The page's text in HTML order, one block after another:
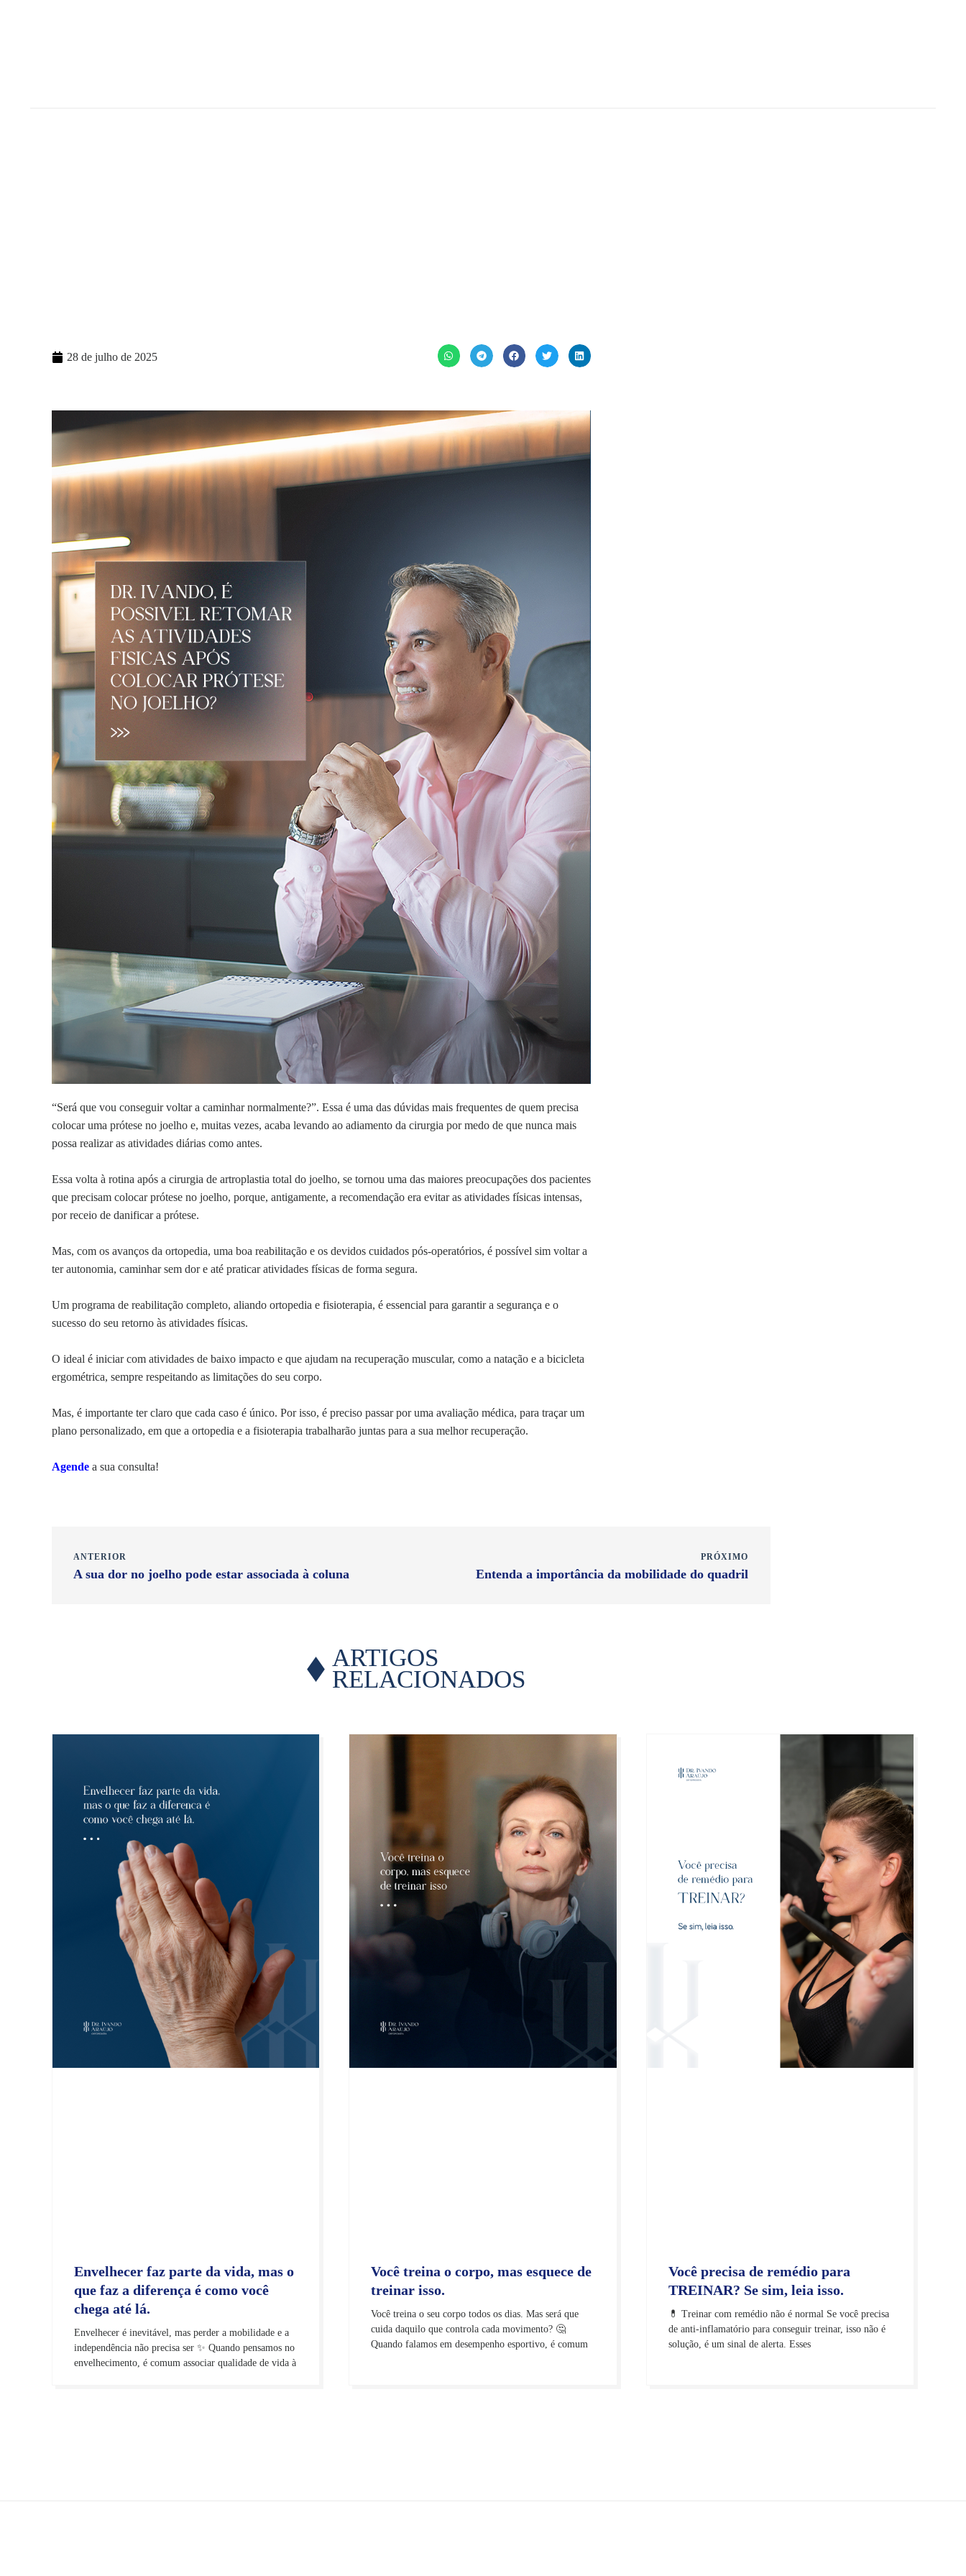
28 de julho de 2025
“Será que vou conseguir voltar a caminhar normalmente?”. Essa é uma das dúvidas mais frequentes de quem precisa
colocar uma prótese no joelho e, muitas vezes, acaba levando ao adiamento da cirurgia por medo de que nunca mais
possa realizar as atividades diárias como antes.
Essa volta à rotina após a cirurgia de artroplastia total do joelho, se tornou uma das maiores preocupações dos pacientes
que precisam colocar prótese no joelho, porque, antigamente, a recomendação era evitar as atividades físicas intensas,
por receio de danificar a prótese.
Mas, com os avanços da ortopedia, uma boa reabilitação e os devidos cuidados pós-operatórios, é possível sim voltar a
ter autonomia, caminhar sem dor e até praticar atividades físicas de forma segura.
Um programa de reabilitação completo, aliando ortopedia e fisioterapia, é essencial para garantir a segurança e o
sucesso do seu retorno às atividades físicas.
O ideal é iniciar com atividades de baixo impacto e que ajudam na recuperação muscular, como a natação e a bicicleta
ergométrica, sempre respeitando as limitações do seu corpo.
Mas, é importante ter claro que cada caso é único. Por isso, é preciso passar por uma avaliação médica, para traçar um
plano personalizado, em que a ortopedia e a fisioterapia trabalharão juntas para a sua melhor recuperação.
Agende a sua consulta!
ANTERIOR
A sua dor no joelho pode estar associada à coluna
PRÓXIMO
Entenda a importância da mobilidade do quadril
ARTIGOS
RELACIONADOS
Envelhecer faz parte da vida, mas o
que faz a diferença é como você
chega até lá.
Envelhecer é inevitável, mas perder a mobilidade e a
independência não precisa ser ✨ Quando pensamos no
envelhecimento, é comum associar qualidade de vida à
Você treina o corpo, mas esquece de
treinar isso.
Você treina o seu corpo todos os dias. Mas será que
cuida daquilo que controla cada movimento? 🤔
Quando falamos em desempenho esportivo, é comum
Você precisa de remédio para
TREINAR? Se sim, leia isso.
💊 Treinar com remédio não é normal Se você precisa
de anti-inflamatório para conseguir treinar, isso não é
solução, é um sinal de alerta. Esses